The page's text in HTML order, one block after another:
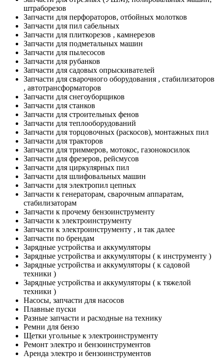
штраборезов
Запчасти для перфораторов, отбойных молотков
Запчасти для пил сабельных
Запчасти для плиткорезов , камнерезов
Запчасти для подметальных машин
Запчасти для пылесосов
Запчасти для рубанков
Запчасти для садовых опрыскивателей
Запчасти для сварочного оборудования , стабилизаторов
, автотрансформаторов
Запчасти для снегоуборщиков
Запчасти для станков
Запчасти для строительных фенов
Запчасти для теплооборудований
Запчасти для торцовочных (раскосов), монтажных пил
Запчасти для тракторов
Запчасти для триммеров, мотокос, газонокосилок
Запчасти для фрезеров, рейсмусов
Запчасти для циркулярных пил
Запчасти для шлифовальных машин
Запчасти для электропил цепных
Запчасти к генераторам, сварочным аппаратам,
стабилизаторам
Запчасти к прочему бензоинструменту
Запчасти к электроинструменту
Запчасти к электроинструменту , и так далее
Запчасти по брендам
Зарядные устройства и аккумуляторы
Зарядные устройства и аккумуляторы ( к инструменту )
Зарядные устройства и аккумуляторы ( к садовой
техники )
Зарядные устройства и аккумуляторы ( к тяжелой
техники )
Насосы, запчасти для насосов
Плавные пуски
Разные запчасти и расходные на технику
Ремни для бензо
Щетки угольные к электроинструменту
Ремонт электро и бензоинструментов
Аренда электро и бензоинструментов